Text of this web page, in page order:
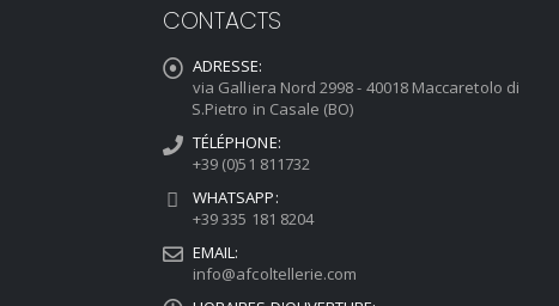
CONTACTS
ADRESSE:
via Galliera Nord 2998 - 40018 Maccaretolo di
S.Pietro in Casale (BO)
TÉLÉPHONE:
+39 (0)51 811732
WHATSAPP:
+39 335 181 8204
EMAIL:
info@afcoltellerie.com